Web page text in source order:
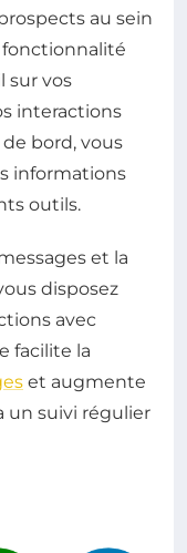
au sein
fonctionnalité
sur vos
interactions
bord, vous
informations
outils.
et la
disposez
avec
facilite la
et augmente
un suivi régulier